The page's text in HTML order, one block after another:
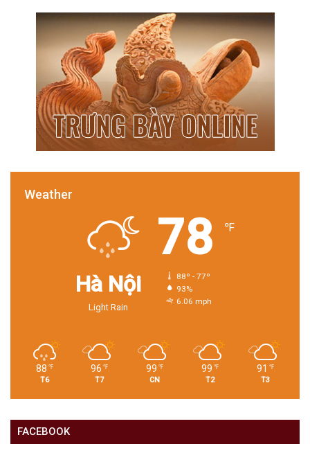
Weather
Hà Nội
Light Rain
78 ℉
88º - 77º
93%
6.06 mph
88 ℉
T6
96 ℉
T7
99 ℉
CN
99 ℉
T2
91 ℉
T3
FACEBOOK